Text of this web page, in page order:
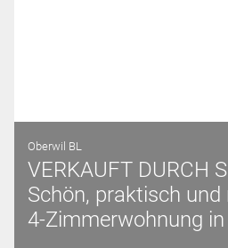
Oberwil BL
VERKAUFT DURCH
Schön, praktisch und
4-Zimmerwohnung in